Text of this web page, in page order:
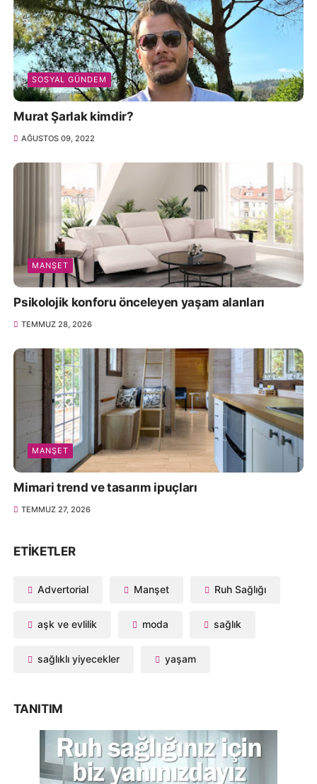
SOSYAL GÜNDEM
Murat Şarlak kimdir?
AĞUSTOS 09, 2022
MANŞET
Psikolojik konforu önceleyen yaşam alanları
TEMMUZ 28, 2026
MANŞET
Mimari trend ve tasarım ipuçları
TEMMUZ 27, 2026
ETIKETLER
Advertorial Manşet Ruh Sağlığı
aşk ve evlilik moda sağlık
sağlıklı yiyecekler yaşam
TANITIM